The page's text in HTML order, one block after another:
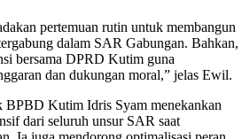
pertemuan rutin untuk membangun
dalam SAR Gabungan. Bahkan,
bersama DPRD Kutim guna
dan dukungan moral,” jelas Ewil.
BPBD Kutim Idris Syam menekankan
dari seluruh unsur SAR saat